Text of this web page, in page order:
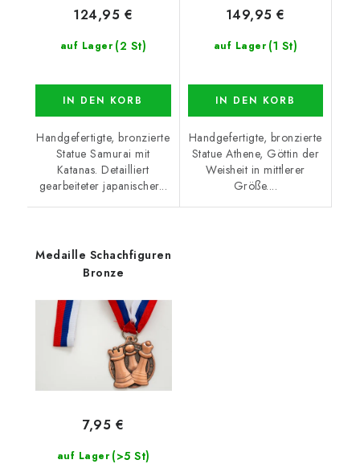
auf Lager (2 St)
124,95 €
IN DEN KORB
Handgefertigte, bronzierte
Statue Samurai mit
Katanas. Detailliert
gearbeiteter japanischer...
auf Lager (1 St)
149,95 €
IN DEN KORB
Handgefertigte, bronzierte
Statue Athene, Göttin der
Weisheit in mittlerer
Größe....
Medaille Schachfiguren
Bronze
auf Lager (>5 St)
7,95 €